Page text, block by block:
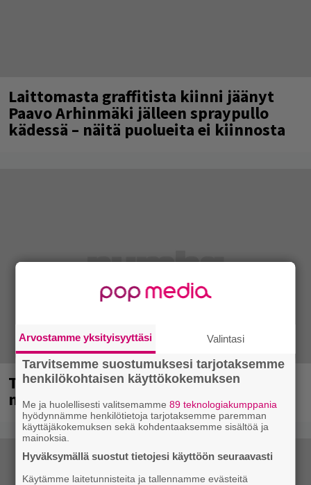
Laittomasta graffitista kiinni jäänyt
Paavo Arhinmäki jälleen spraypullo
kädessä – näitä puolueita ei kiinnosta
Tampereella sunnuntaina superpäivä –
nämä artistit mukana
Arvostamme yksityisyyttäsi Valintasi
Tarvitsemme suostumuksesi tarjotaksemme
henkilökohtaisen käyttökokemuksen
Me ja huolellisesti valitsemamme89 teknologiakumppania
hyödynnämme henkilötietoja tarjotaksemme paremman
käyttäjäkokemuksen sekä kohdentaaksemme sisältöä ja
mainoksia.
Hyväksymällä suostut tietojesi käyttöön seuraavasti
Käytämme laitetunnisteita ja tallennamme evästeitä